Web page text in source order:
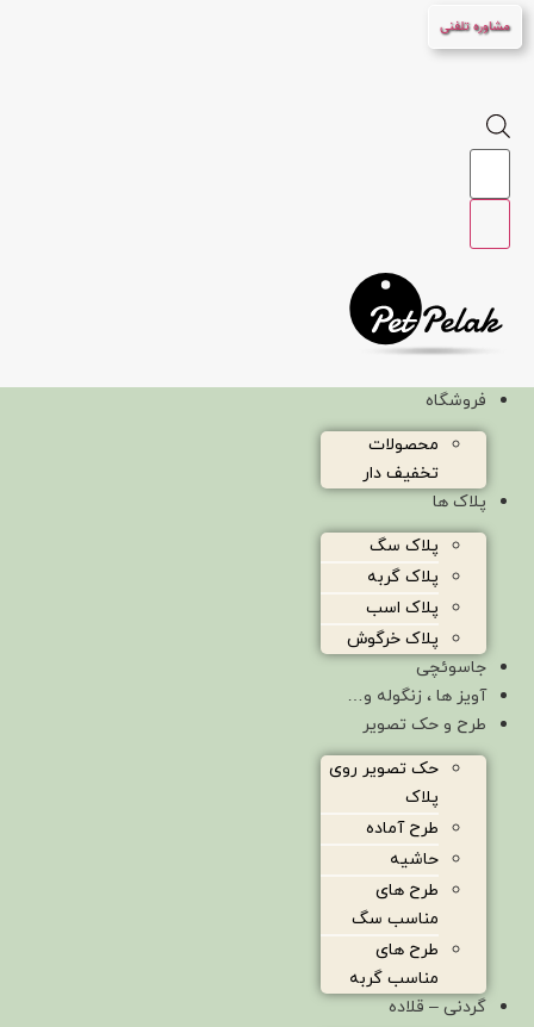
پرش
به
مشاوره تلفنی
Products
فروشگاه
محصولات
تخفیف دار
پلاک ها
پلاک سگ
پلاک گربه
پلاک اسب
پلاک خرگوش
جاسوئچی
آویز ها ، زنگوله و…
طرح و حک تصویر
حک تصویر روی
پلاک
طرح آماده
حاشیه
طرح های
مناسب سگ
طرح های
مناسب گربه
گردنی – قلاده